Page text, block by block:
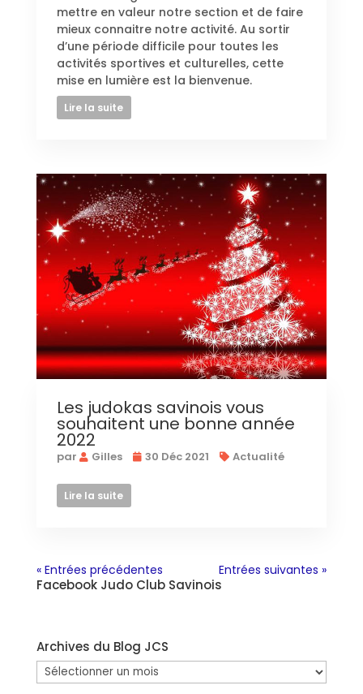
mettre en valeur notre section et de faire
mieux connaitre notre activité. Au sortir
d’une période difficile pour toutes les
activités sportives et culturelles, cette
mise en lumière est la bienvenue.
Lire la suite
Les judokas savinois vous
souhaitent une bonne année
2022
par Gilles 30 Déc 2021 Actualité
Lire la suite
« Entrées précédentes Entrées suivantes »
Facebook Judo Club Savinois
Archives du Blog JCS
Archives
du